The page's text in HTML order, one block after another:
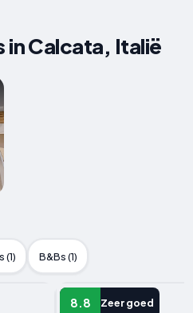
Calcata, Italië
(1) B&Bs (1)
8.8 Zeer goed
APPARTEMENT